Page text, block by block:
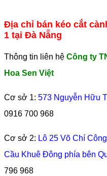
Địa chỉ bán kéo cắt
1 tại Đà Nẵng
Thông tin liên hệ Công ty
Hoa Sen Việt
Cơ sở 1: 573 Nguyễn Hữu
0916 700 968
Cơ sở 2: Lô 25 Võ Chí
Cầu Khuê Đông phía bên
796 968